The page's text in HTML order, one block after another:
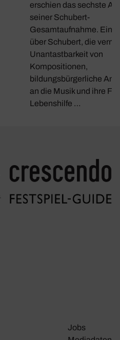
erschien das sechste
seiner Schubert-
Gesamtaufnahme. Ein
über Schubert, die
Unantastbarkeit von
Kompositionen,
bildungsbürgerliche
an die Musik und ihre
Lebenshilfe …
Jobs